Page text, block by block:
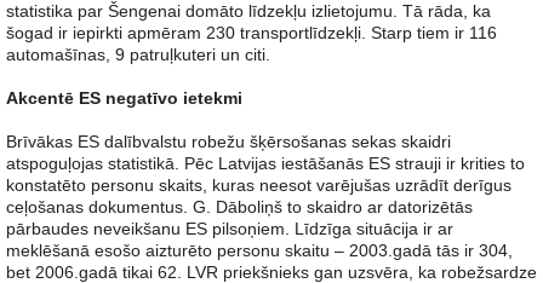
statistika par Šengenai domāto līdzekļu izlietojumu. Tā rāda, ka
šogad ir iepirkti apmēram 230 transportlīdzekļi. Starp tiem ir 116
automašīnas, 9 patruļkuteri un citi.
Akcentē ES negatīvo ietekmi
Brīvākas ES dalībvalstu robežu šķērsošanas sekas skaidri
atspoguļojas statistikā. Pēc Latvijas iestāšanās ES strauji ir krities to
konstatēto personu skaits, kuras neesot varējušas uzrādīt derīgus
ceļošanas dokumentus. G. Dāboliņš to skaidro ar datorizētās
pārbaudes neveikšanu ES pilsoņiem. Līdzīga situācija ir ar
meklēšanā esošo aizturēto personu skaitu – 2003.gadā tās ir 304,
bet 2006.gadā tikai 62. LVR priekšnieks gan uzsvēra, ka robežsardze